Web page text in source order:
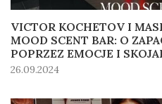
VICTOR KOCHETOV I
MOOD SCENT BAR: O
POPRZEZ EMOCJE I
26.09.2024